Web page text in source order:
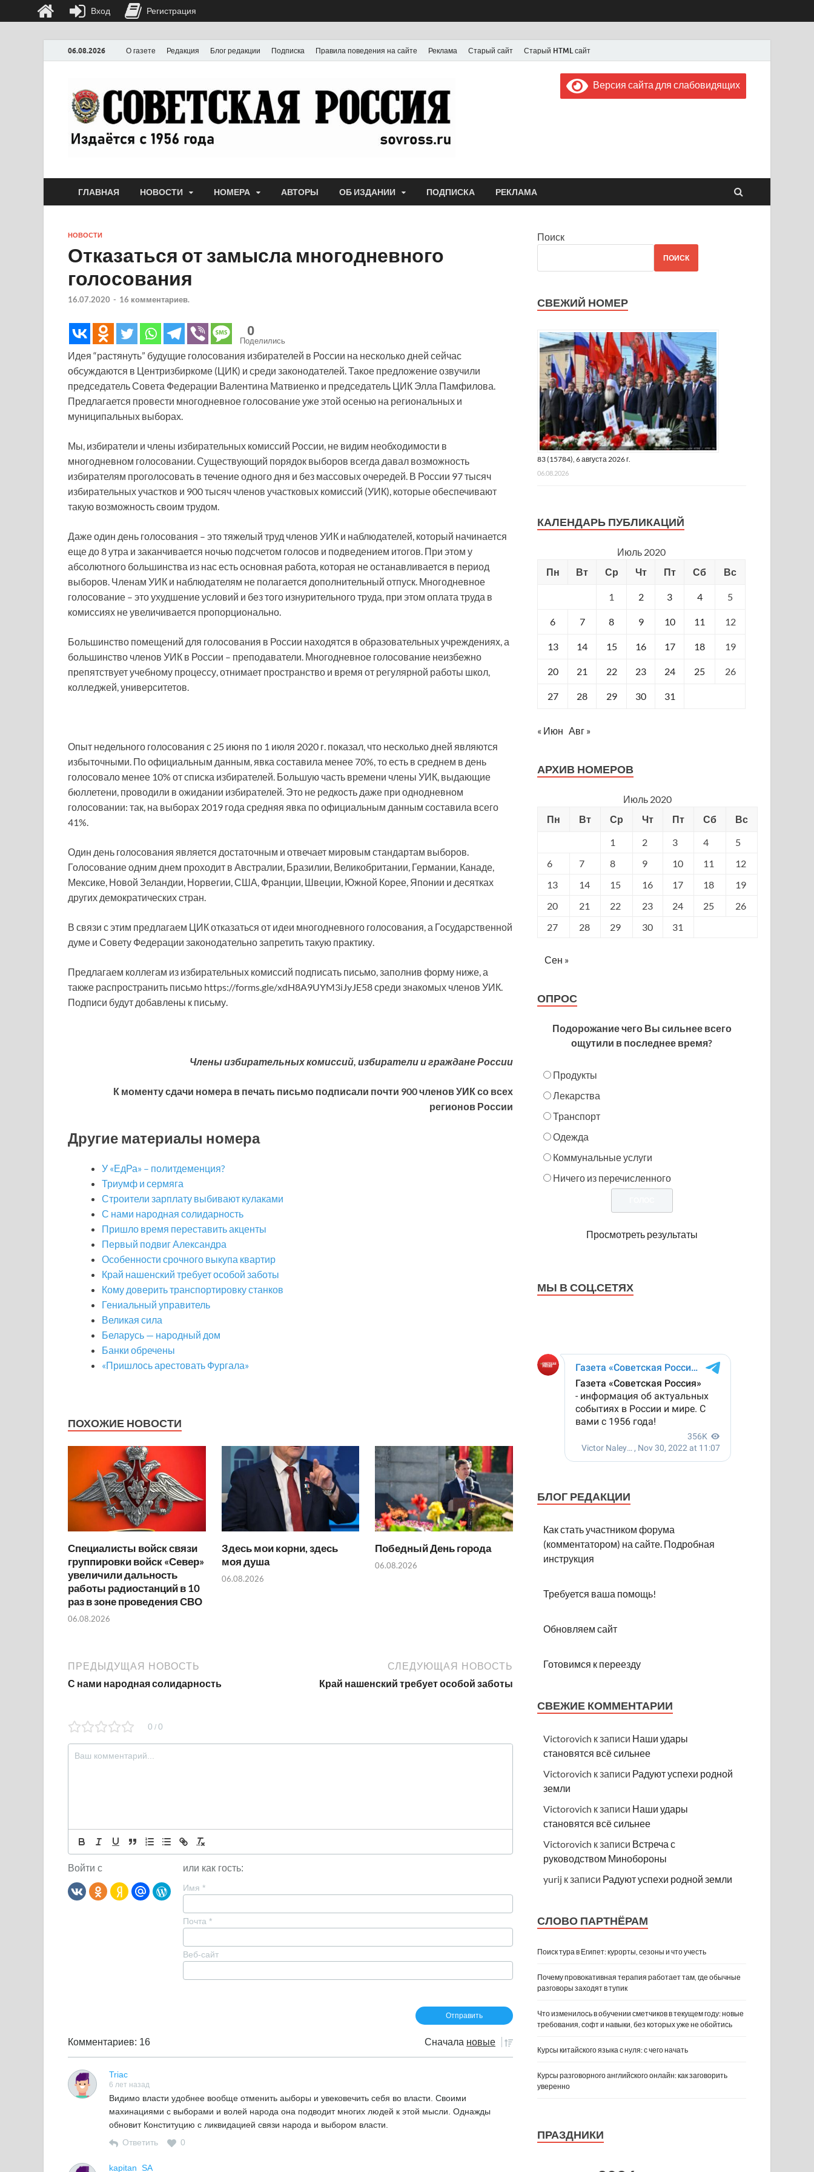
06.08.2026 О газете Редакция Блог редакции Подписка Правила поведения на сайте Реклама Старый сайт Старый HTML сайт
Газета "Советская Россия"
Выпускается с июля 1956 года
Версия сайта для слабовидящих
ГЛАВНАЯ НОВОСТИ НОМЕРА АВТОРЫ ОБ ИЗДАНИИ ПОДПИСКА РЕКЛАМА
НОВОСТИ
Отказаться от замысла многодневного
голосования
16.07.2020 - 16 комментариев.
0
Поделились
Идея “растянуть” будущие голосования избирателей в России на несколько дней сейчас
обсуждаются в Центризбиркоме (ЦИК) и среди законодателей. Такое предложение озвучили
председатель Совета Федерации Валентина Матвиенко и председатель ЦИК Элла Памфилова.
Предлагается провести многодневное голосование уже этой осенью на региональных и
муниципальных выборах.
Мы, избиратели и члены избирательных комиссий России, не видим необходимости в
многодневном голосовании. Существующий порядок выборов всегда давал возможность
избирателям проголосовать в течение одного дня и без массовых очередей. В России 97 тысяч
избирательных участков и 900 тысяч членов участковых комиссий (УИК), которые обеспечивают
такую возможность своим трудом.
Даже один день голосования – это тяжелый труд членов УИК и наблюдателей, который начинается
еще до 8 утра и заканчивается ночью подсчетом голосов и подведением итогов. При этом у
абсолютного большинства из нас есть основная работа, которая не останавливается в период
выборов. Членам УИК и наблюдателям не полагается дополнительный отпуск. Многодневное
голосование – это ухудшение условий и без того изнурительного труда, при этом оплата труда в
комиссиях не увеличивается пропорционально.
Большинство помещений для голосования в России находятся в образовательных учреждениях, а
большинство членов УИК в России – преподаватели. Многодневное голосование неизбежно
препятствует учебному процессу, отнимает пространство и время от регулярной работы школ,
колледжей, университетов.
Опыт недельного голосования с 25 июня по 1 июля 2020 г. показал, что несколько дней являются
избыточными. По официальным данным, явка составила менее 70%, то есть в среднем в день
голосовало менее 10% от списка избирателей. Большую часть времени члены УИК, выдающие
бюллетени, проводили в ожидании избирателей. Это не редкость даже при однодневном
голосовании: так, на выборах 2019 года средняя явка по официальным данным составила всего
41%.
Один день голосования является достаточным и отвечает мировым стандартам выборов.
Голосование одним днем проходит в Австралии, Бразилии, Великобритании, Германии, Канаде,
Мексике, Новой Зеландии, Норвегии, США, Франции, Швеции, Южной Корее, Японии и десятках
других демократических стран.
В связи с этим предлагаем ЦИК отказаться от идеи многодневного голосования, а Государственной
думе и Совету Федерации законодательно запретить такую практику.
Предлагаем коллегам из избирательных комиссий подписать письмо, заполнив форму ниже, а
также распространить письмо https://forms.gle/xdH8A9UYM3iJyJE58 среди знакомых членов УИК.
Подписи будут добавлены к письму.
Члены избирательных комиссий, избиратели и граждане России
К моменту сдачи номера в печать письмо подписали почти 900 членов УИК со всех
регионов России
Другие материалы номера
У «ЕдРа» – политдеменция?
Триумф и сермяга
Строители зарплату выбивают кулаками
С нами народная солидарность
Пришло время переставить акценты
Первый подвиг Александра
Особенности срочного выкупа квартир
Край нашенский требует особой заботы
Кому доверить транспортировку станков
Гениальный управитель
Великая сила
Беларусь — народный дом
Банки обречены
«Пришлось арестовать Фургала»
ПОХОЖИЕ НОВОСТИ
Специалисты войск связи
группировки войск «Север»
увеличили дальность
работы радиостанций в 10
раз в зоне проведения СВО
06.08.2026
Здесь мои корни, здесь
моя душа
06.08.2026
Победный День города
06.08.2026
ПРЕДЫДУЩАЯ НОВОСТЬ
С нами народная солидарность
СЛЕДУЮЩАЯ НОВОСТЬ
Край нашенский требует особой заботы
0 / 0
Войти с или как гость:
Имя *
Почта *
Веб-сайт
Комментариев: 16 Сначала новые
Triac
6 лет назад
Видимо власти удобнее вообще отменить аыборы и увековечить себя во власти. Своими
махинациями с выборами и волей народа она подводит многих людей к этой мысли. Однажды
обновит Конституцию с ликвидацией связи народа и выбором власти.
Ответить
0
kapitan_SA
Поиск
ПОИСК
СВЕЖИЙ НОМЕР
83 (15784), 6 августа 2026 г.
06.08.2026
КАЛЕНДАРЬ ПУБЛИКАЦИЙ
Июль 2020
Пн
Вт Ср Чт Пт Сб Вс
1 2 3 4 5
6 7 8 9 10 11 12
13 14 15 16 17 18 19
20 21 22 23 24 25 26
27 28 29 30 31
« Июн Авг »
АРХИВ НОМЕРОВ
Июль 2020
Пн
Вт Ср Чт Пт Сб
Вс
1
2 3 4
5
6
7 8 9 10 11
12
13
14 15 16 17 18
19
20
21 22 23 24 25
26
27
28 29 30 31
Сен »
ОПРОС
Подорожание чего Вы сильнее всего
ощутили в последнее время?
Продукты
Лекарства
Транспорт
Одежда
Коммунальные услуги
Ничего из перечисленного
Просмотреть результаты
МЫ В СОЦ.СЕТЯХ
БЛОГ РЕДАКЦИИ
Как стать участником форума
(комментатором) на сайте. Подробная
инструкция
Требуется ваша помощь!
Обновляем сайт
Готовимся к переезду
СВЕЖИЕ КОММЕНТАРИИ
Victorovich к записи Наши удары
становятся всё сильнее
Victorovich к записи Радуют успехи родной
земли
Victorovich к записи Наши удары
становятся всё сильнее
Victorovich к записи Встреча с
руководством Минобороны
yurij к записи Радуют успехи родной земли
СЛОВО ПАРТНЁРАМ
Поиск тура в Египет: курорты, сезоны и что учесть
Почему провокативная терапия работает там, где обычные
разговоры заходят в тупик
Что изменилось в обучении сметчиков в текущем году: новые
требования, софт и навыки, без которых уже не обойтись
Курсы китайского языка с нуля: с чего начать
Курсы разговорного английского онлайн: как заговорить
уверенно
ПРАЗДНИКИ
Вход Регистрация